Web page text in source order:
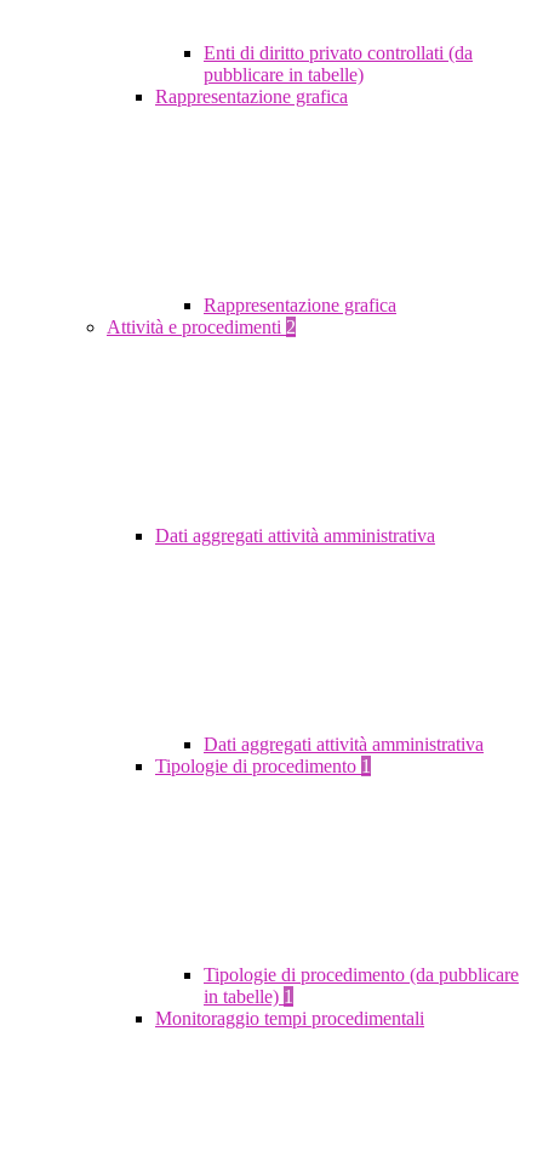
Enti di diritto privato controllati (da
pubblicare in tabelle)
Rappresentazione grafica
Rappresentazione grafica
Attività e procedimenti 2
Dati aggregati attività amministrativa
Dati aggregati attività amministrativa
Tipologie di procedimento 1
Tipologie di procedimento (da pubblicare
in tabelle) 1
Monitoraggio tempi procedimentali